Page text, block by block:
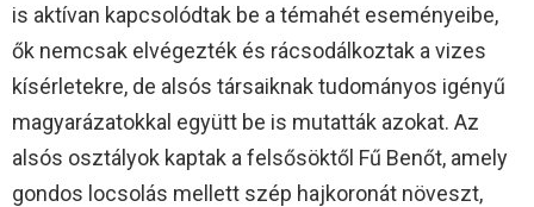
is aktívan kapcsolódtak be a témahét eseményeibe,
ők nemcsak elvégezték és rácsodálkoztak a vizes
kísérletekre, de alsós társaiknak tudományos igényű
magyarázatokkal együtt be is mutatták azokat. Az
alsós osztályok kaptak a felsősöktől Fű Benőt, amely
gondos locsolás mellett szép hajkoronát növeszt,